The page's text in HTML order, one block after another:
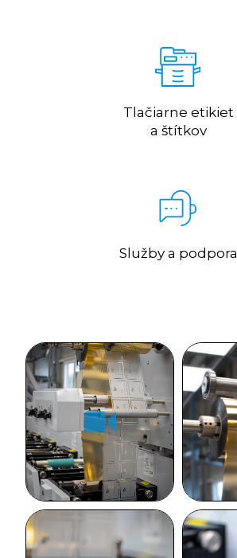
Tlačiarne etikiet
a štítkov
Služby a podpora